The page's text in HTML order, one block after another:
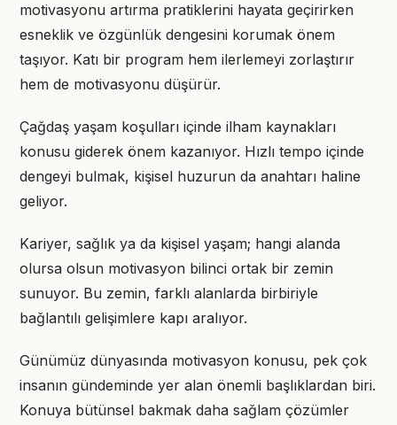
motivasyonu artırma pratiklerini hayata geçirirken
esneklik ve özgünlük dengesini korumak önem
taşıyor. Katı bir program hem ilerlemeyi zorlaştırır
hem de motivasyonu düşürür.
Çağdaş yaşam koşulları içinde ilham kaynakları
konusu giderek önem kazanıyor. Hızlı tempo içinde
dengeyi bulmak, kişisel huzurun da anahtarı haline
geliyor.
Kariyer, sağlık ya da kişisel yaşam; hangi alanda
olursa olsun motivasyon bilinci ortak bir zemin
sunuyor. Bu zemin, farklı alanlarda birbiriyle
bağlantılı gelişimlere kapı aralıyor.
Günümüz dünyasında motivasyon konusu, pek çok
insanın gündeminde yer alan önemli başlıklardan biri.
Konuya bütünsel bakmak daha sağlam çözümler